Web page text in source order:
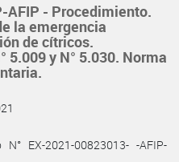
AFIP - Procedimiento.
la emergencia
de cítricos.
5.009 y N° 5.030. Norma
EX-2021-00823013- -AFIP-